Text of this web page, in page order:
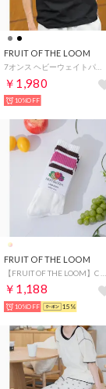
FRUIT OF THE LOOM
￥1,980
10%OFF
FRUIT OF THE LOOM
￥1,188
10%OFF 15%